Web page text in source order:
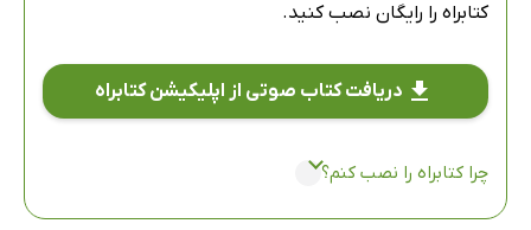
کتابراه را رایگان نصب کنید.
دریافت کتاب صوتی از اپلیکیشن کتابراه
چرا کتابراه را نصب کنم؟